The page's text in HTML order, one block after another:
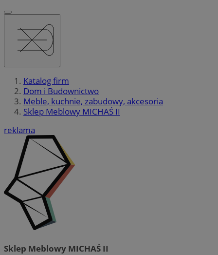
Katalog firm
Dom i Budownictwo
Meble, kuchnie, zabudowy, akcesoria
Sklep Meblowy MICHAŚ II
reklama
Sklep Meblowy MICHAŚ II